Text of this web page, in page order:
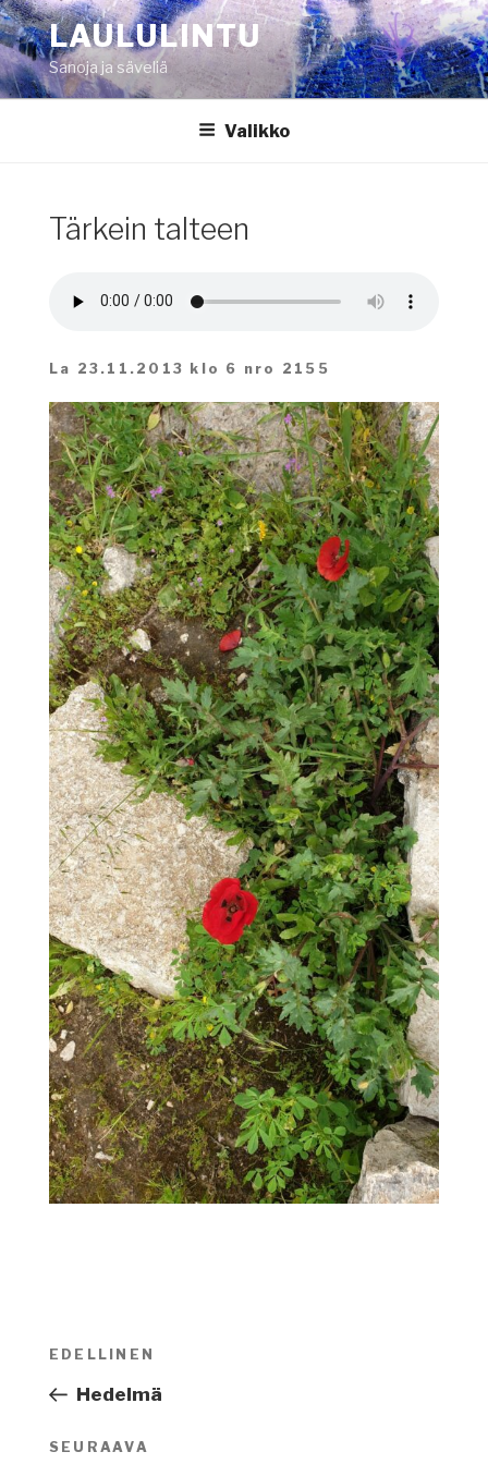
Siirry
sisältöönLAULULINTU
Sanoja ja säveliä
Valikko
Tärkein talteen
La 23.11.2013 klo 6 nro 2155
Artikkelien
Edellinen
artikkeli
EDELLINEN
Hedelmä
Seuraava
SEURAAVA